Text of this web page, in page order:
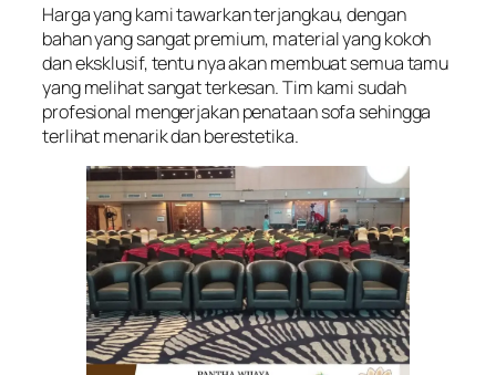
Harga yang kami tawarkan terjangkau, dengan
bahan yang sangat premium, material yang kokoh
dan eksklusif, tentu nya akan membuat semua tamu
yang melihat sangat terkesan. Tim kami sudah
profesional mengerjakan penataan sofa sehingga
terlihat menarik dan berestetika.